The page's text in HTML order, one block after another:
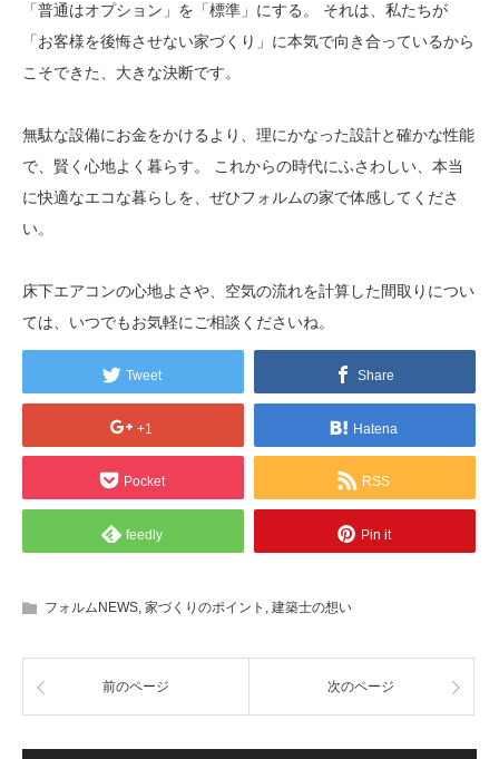
「普通はオプション」を「標準」にする。 それは、私たちが
「お客様を後悔させない家づくり」に本気で向き合っているから
こそできた、大きな決断です。
無駄な設備にお金をかけるより、理にかなった設計と確かな性能
で、賢く心地よく暮らす。 これからの時代にふさわしい、本当
に快適なエコな暮らしを、ぜひフォルムの家で体感してくださ
い。
床下エアコンの心地よさや、空気の流れを計算した間取りについ
ては、いつでもお気軽にご相談くださいね。
Tweet Share
+1 Hatena
Pocket RSS
feedly Pin it
フォルムNEWS, 家づくりのポイント , 建築士の想い
前のページ 次のページ